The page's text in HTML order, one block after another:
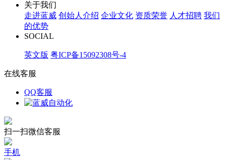
关于我们
走进蓝威 创始人介绍 企业文化 资质荣誉 人才招聘 我们
的优势
SOCIAL
英文版 粤ICP备15092308号-4
在线客服
QQ客服
扫一扫微信客服
手机